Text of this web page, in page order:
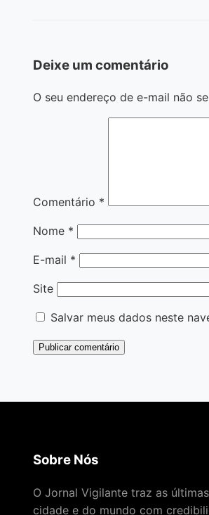
Deixe um comentário
O seu endereço de e-mail não
Comentário *
Nome *
E-mail *
Site
Salvar meus dados neste
Sobre Nós
O Jornal Vigilante traz as
cidade e do mundo com